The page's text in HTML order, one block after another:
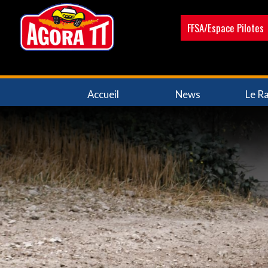
contenu
principal
FFSA/Espace Pilotes
Navigation
principale
Accueil News Le